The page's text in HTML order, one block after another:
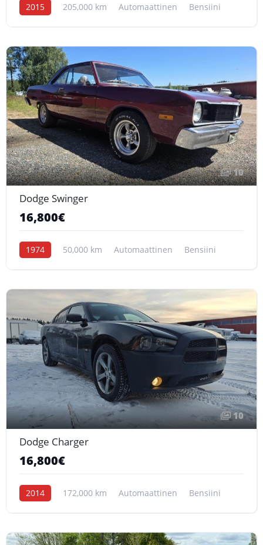
2015 205,000 km Automaattinen Bensiini
10
Dodge Swinger
16,800€
1974 50,000 km Automaattinen Bensiini
10
Dodge Charger
16,800€
2014 172,000 km Automaattinen Bensiini